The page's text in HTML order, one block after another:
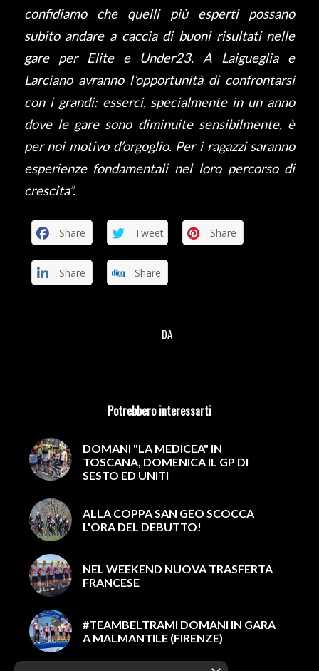
confidiamo che quelli più esperti possano
subito andare a caccia di buoni risultati nelle
gare per Elite e Under23. A Laigueglia e
Larciano avranno l’opportunità di confrontarsi
con i grandi: esserci, specialmente in un anno
dove le gare sono diminuite sensibilmente, è
per noi motivo d’orgoglio. Per i ragazzi saranno
esperienze fondamentali nel loro percorso di
crescita”.
Share Tweet Share
Share Share
DA
Potrebbero interessarti
DOMANI "LA MEDICEA" IN
TOSCANA, DOMENICA IL GP DI
SESTO ED UNITI
ALLA COPPA SAN GEO SCOCCA
L'ORA DEL DEBUTTO!
NEL WEEKEND NUOVA TRASFERTA
FRANCESE
#TEAMBELTRAMI DOMANI IN GARA
A MALMANTILE (FIRENZE)